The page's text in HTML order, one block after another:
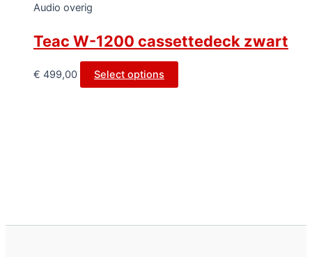
Audio overig
Teac W-1200 cassettedeck zwart
€ 499,00 Select options